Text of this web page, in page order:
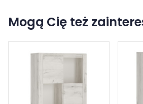
Mogą Cię też